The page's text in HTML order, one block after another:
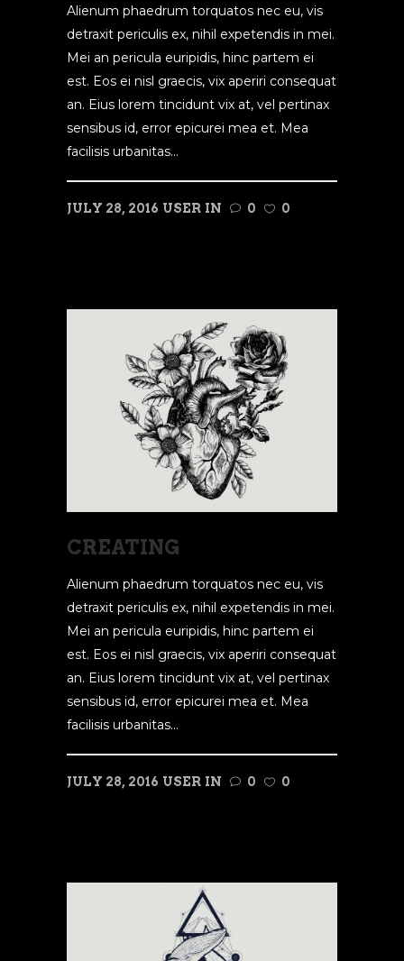
Alienum phaedrum torquatos nec eu, vis
detraxit periculis ex, nihil expetendis in mei.
Mei an pericula euripidis, hinc partem ei
est. Eos ei nisl graecis, vix aperiri consequat
an. Eius lorem tincidunt vix at, vel pertinax
sensibus id, error epicurei mea et. Mea
facilisis urbanitas...
JULY 28, 2016 USER IN 0
0
CREATING
Alienum phaedrum torquatos nec eu, vis
detraxit periculis ex, nihil expetendis in mei.
Mei an pericula euripidis, hinc partem ei
est. Eos ei nisl graecis, vix aperiri consequat
an. Eius lorem tincidunt vix at, vel pertinax
sensibus id, error epicurei mea et. Mea
facilisis urbanitas...
JULY 28, 2016 USER IN 0
0